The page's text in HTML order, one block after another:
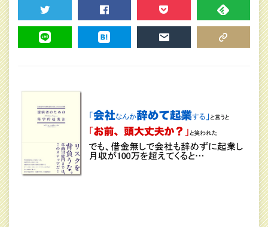
TWEET SHARE POCKET FEEDLY